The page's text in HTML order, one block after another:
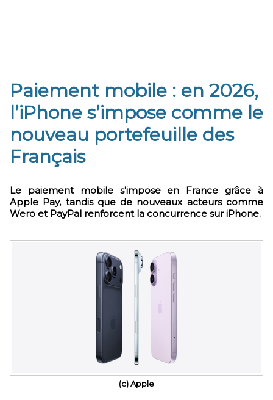
Paiement mobile : en 2026,
l’iPhone s’impose comme le
nouveau portefeuille des
Français
Le paiement mobile s'impose en France grâce à
Apple Pay, tandis que de nouveaux acteurs comme
Wero et PayPal renforcent la concurrence sur iPhone.
(c) Apple